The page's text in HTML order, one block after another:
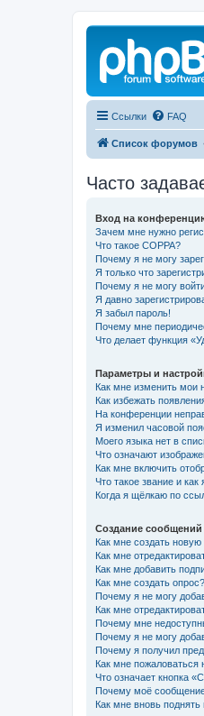
Ссылки FAQ
Список форумов
Часто
Вход на
Зачем мне нужно
Что такое COPPA?
Почему я не могу
Я только что
Почему я не могу
Я давно
Я забыл пароль!
Почему мне
Что делает функция
Параметры и
Как мне изменить мои
Как избежать
На конференции
Я изменил часовой
Моего языка нет в
Что означают
Как мне включить
Что такое звание и как
Когда я щёлкаю по
Создание сообщений
Как мне создать
Как мне
Как мне добавить
Как мне создать опрос?
Почему я не могу
Как мне
Почему мне
Почему я не могу
Почему я получил
Как мне
Что означает кнопка
Почему моё
Как мне вновь